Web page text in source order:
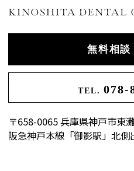
TEL. 078-
無料相談
〒658-0065 兵庫県神戸市東
阪急神戸本線「御影駅」北